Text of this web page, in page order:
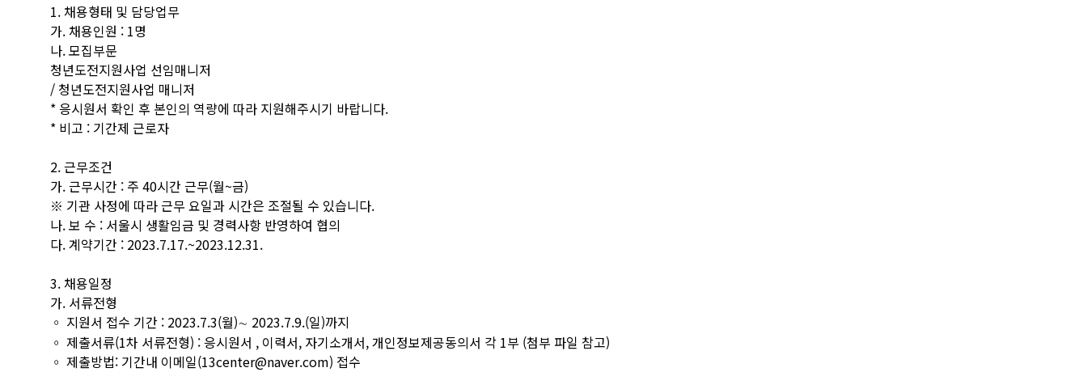
1. 채용형태 및 담당업무
가. 채용인원 : 1명
나. 모집부문
청년도전지원사업 선임매니저
/ 청년도전지원사업 매니저
* 응시원서 확인 후 본인의 역량에 따라 지원해주시기 바랍니다.
* 비고 : 기간제 근로자
2. 근무조건
가. 근무시간 : 주 40시간 근무(월~금)
※ 기관 사정에 따라 근무 요일과 시간은 조절될 수 있습니다.
나. 보 수 : 서울시 생활임금 및 경력사항 반영하여 협의
다. 계약기간 : 2023.7.17.~2023.12.31.
3. 채용일정
가. 서류전형
◦ 지원서 접수 기간 : 2023.7.3(월)∼ 2023.7.9.(일)까지
◦ 제출서류(1차 서류전형) : 응시원서 , 이력서, 자기소개서, 개인정보제공동의서 각 1부 (첨부 파일 참고)
◦ 제출방법: 기간내 이메일(13center@naver.com) 접수